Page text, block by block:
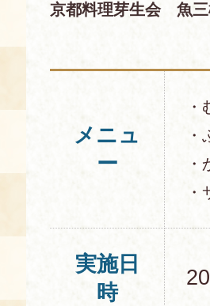
京都料理芽生会 魚
メニュ
ー
・
・
実施日
時